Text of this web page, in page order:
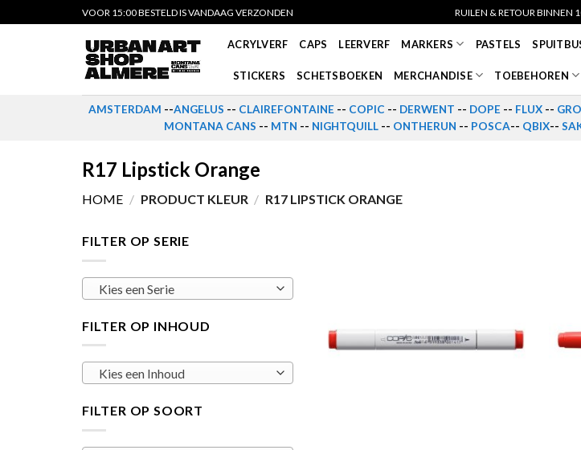
to
VOOR 15:00 BESTELD IS VANDAAG VERZONDEN RUILEN & RETOUR BINNEN
ACRYLVERF CAPS LEERVERF MARKERS PASTELS
STICKERS SCHETSBOEKEN MERCHANDISE TOEBEHOREN
AMSTERDAM --ANGELUS -- CLAIREFONTAINE -- COPIC -- DERWENT -- DOPE -- FLUX --
MONTANA CANS -- MTN -- NIGHTQUILL -- ONTHERUN -- POSCA-- QBIX--
R17 Lipstick Orange
HOME / PRODUCT KLEUR / R17 LIPSTICK ORANGE
FILTER OP SERIE
Kies een Serie
FILTER OP INHOUD
Kies een Inhoud
FILTER OP SOORT